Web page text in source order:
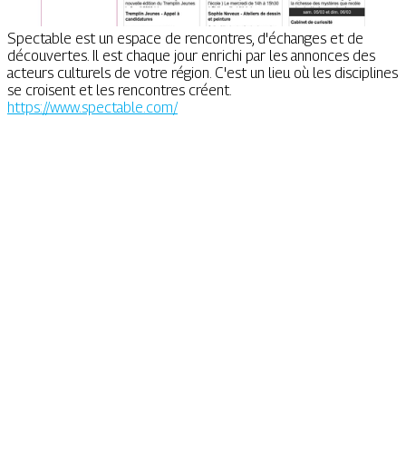
Spectable est un espace de rencontres, d'échanges et de
découvertes. Il est chaque jour enrichi par les annonces des
acteurs culturels de votre région. C'est un lieu où les disciplines
se croisent et les rencontres créent.
https://www.spectable.com/